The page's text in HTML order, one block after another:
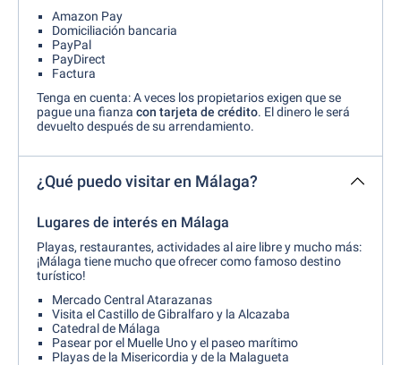
Amazon Pay
Domiciliación bancaria
PayPal
PayDirect
Factura
Tenga en cuenta: A veces los propietarios exigen que se
pague una fianza con tarjeta de crédito. El dinero le será
devuelto después de su arrendamiento.
¿Qué puedo visitar en Málaga?
Lugares de interés en Málaga
Playas, restaurantes, actividades al aire libre y mucho más:
¡Málaga tiene mucho que ofrecer como famoso destino
turístico!
Mercado Central Atarazanas
Visita el Castillo de Gibralfaro y la Alcazaba
Catedral de Málaga
Pasear por el Muelle Uno y el paseo marítimo
Playas de la Misericordia y de la Malagueta